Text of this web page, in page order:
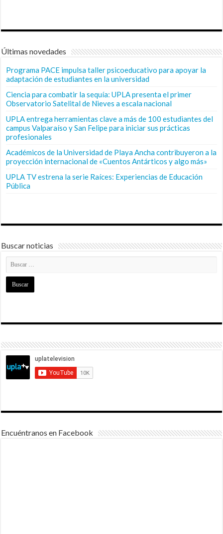
Últimas novedades
Programa PACE impulsa taller psicoeducativo para apoyar la
adaptación de estudiantes en la universidad
Ciencia para combatir la sequía: UPLA presenta el primer
Observatorio Satelital de Nieves a escala nacional
UPLA entrega herramientas clave a más de 100 estudiantes del
campus Valparaíso y San Felipe para iniciar sus prácticas
profesionales
Académicos de la Universidad de Playa Ancha contribuyeron a la
proyección internacional de «Cuentos Antárticos y algo más»
UPLA TV estrena la serie Raíces: Experiencias de Educación
Pública
Buscar noticias
Encuéntranos en Facebook